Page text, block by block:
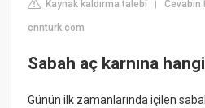
Kaynak kaldırma talebi |Cevabın
cnnturk.com
Sabah aç karnına
Günün ilk zamanlarında içilen